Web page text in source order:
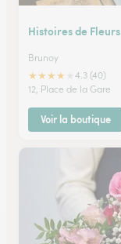
Histoires de Fleurs
Brunoy
★★★★
4.3 (40)
12, Place de la Gare
Voir la boutique